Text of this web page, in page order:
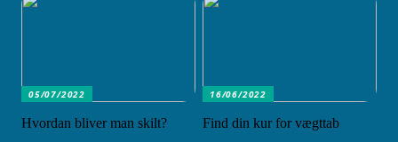
05/07/2022
Hvordan bliver man skilt?
16/06/2022
Find din kur for vægttab